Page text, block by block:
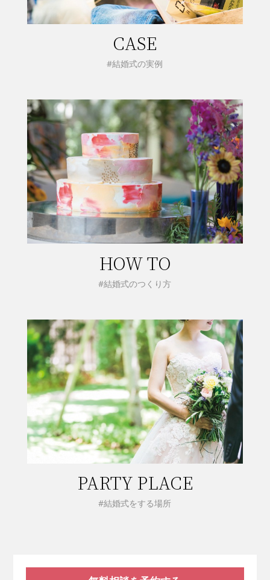
CASE
#結婚式の実例
HOW TO
#結婚式のつくり方
PARTY PLACE
#結婚式をする場所